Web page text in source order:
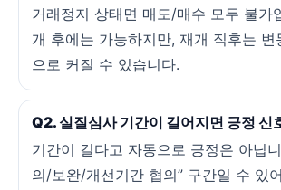
거래정지 상태면 매도/매수 모두 불가
개 후에는 가능하지만, 재개 직후는 변
으로 커질 수 있습니다.
Q2. 실질심사 기간이 길어지면 긍정 신
기간이 길다고 자동으로 긍정은 아닙
의/보완/개선기간 협의” 구간일 수 있